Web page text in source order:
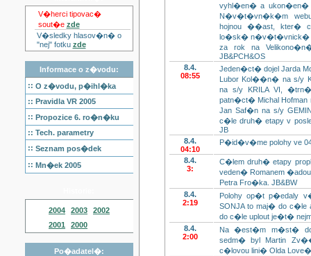
V�herci tipovac�
sout�e zde
V�sledky hlasov�n� o
"nej" fotku zde
Informace o z�vodu:
:: O z�vodu, p�ihl�ka
:: Pravidla VR 2005
:: Propozice 6. ro�n�ku
:: Tech. parametry
:: Seznam pos�dek
:: Mn�ek 2005
2004 2003
2002
2001
2000
Po�adatel�:
vyhl�en� a
N�v�t�vn�k�m
hojnou ��ast, kter�
lo�sk� n�v�t�vnick�
za rok na
JB&PCH&OS
8.4.
08:55
Jeden�ct� dojel Jarda
Lubor Kol��n� na s/y
na s/y KRILA VI,
patn�ct� Michal
Jan Saf�n na s/y
c�le druh� etapy v
JB
8.4.
04:10
P�id�v�me polohy ve
8.4.
3:
C�lem druh� etapy
veden� Romanem
Petra Fro�ka. JB&BW
8.4.
2:19
Polohy op�t p�edaly
SONJA to maj� do c�le
do c�le uplout je�t�
8.4.
2:00
Na �est�m m�st�
sedm� byl Martin
c�lovou lini� Olda